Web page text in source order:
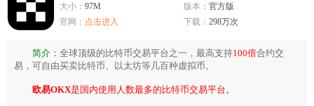
大小： 97M 版本： 官方版
官网： 点击进入 下载： 298万次
简介： 全球顶级的比特币交易平台之一，最高支持100倍合约交
易，可自由买卖比特币、以太坊等几百种虚拟币。
欧易OKX是国内使用人数最多的比特币交易平台。